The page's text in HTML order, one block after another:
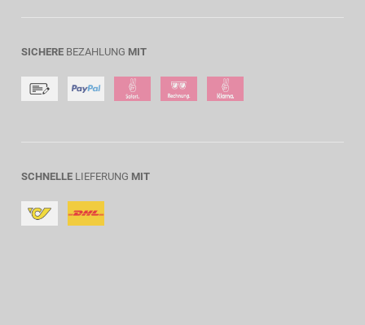
SICHERE BEZAHLUNG MIT
SCHNELLE LIEFERUNG MIT